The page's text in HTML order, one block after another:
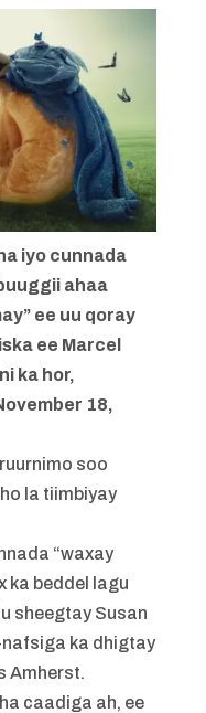
iyo cunnada
ahaa
ee uu qoray
ee Marcel
ka hor,
18,
soo
la tiimbiyay
“waxay
ka beddel lagu
sheegtay Susan
ka dhigtay
Amherst.
caadiga ah, ee